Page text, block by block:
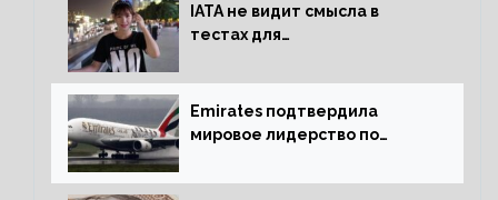
IATA не видит смысла в
тестах для
Emirates подтвердила
мировое лидерство по